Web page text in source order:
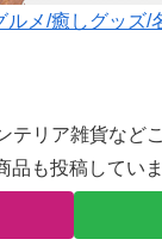
ルメ/癒しグッズ/
テリア雑貨など
品も投稿してい